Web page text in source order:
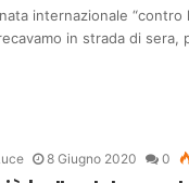
internazionale “contro
in strada di sera,
8 Giugno 2020 0